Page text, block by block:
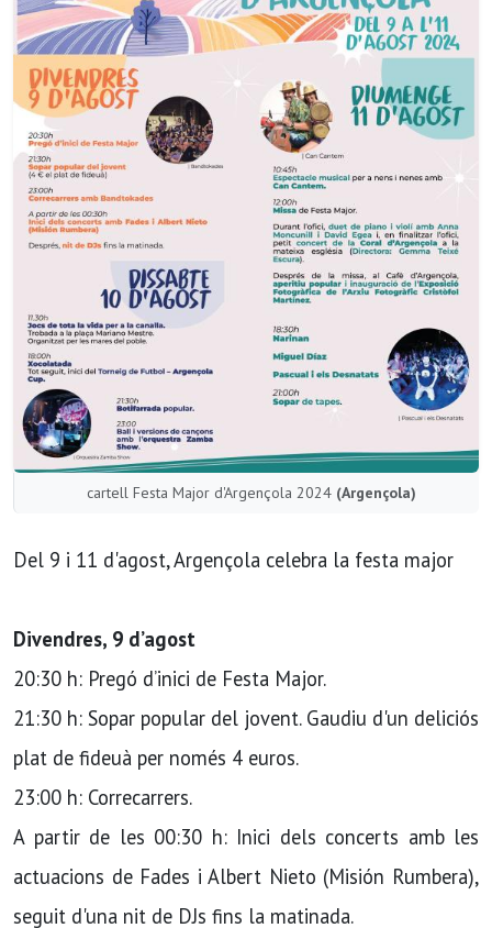
cartell Festa Major d'Argençola 2024 (Argençola)
Del 9 i 11 d'agost, Argençola celebra la festa major
Divendres, 9 d’agost
20:30 h: Pregó d’inici de Festa Major.
21:30 h: Sopar popular del jovent. Gaudiu d'un deliciós
plat de fideuà per només 4 euros.
23:00 h: Correcarrers.
A partir de les 00:30 h: Inici dels concerts amb les
actuacions de Fades i Albert Nieto (Misión Rumbera),
seguit d'una nit de DJs fins la matinada.